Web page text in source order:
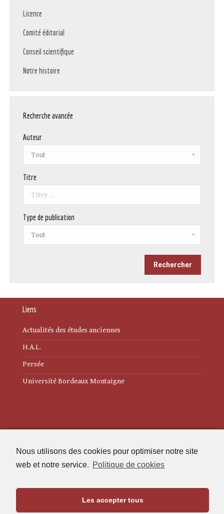
Nous utilisons des cookies pour optimiser notre site
web et notre service. Politique de cookies
Les accepter tous
Licence
Comité éditorial
Conseil scientifique
Notre histoire
Recherche avancée
Auteur
Titre
Type de publication
Liens
Actualités des études anciennes
H.A.L.
Persée
Université Bordeaux Montaigne
Politique de cookies (UE)